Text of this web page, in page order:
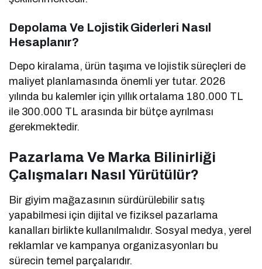
Depolama Ve Lojistik Giderleri Nasıl
Hesaplanır?
Depo kiralama, ürün taşıma ve lojistik süreçleri de
maliyet planlamasında önemli yer tutar. 2026
yılında bu kalemler için yıllık ortalama 180.000 TL
ile 300.000 TL arasında bir bütçe ayrılması
gerekmektedir.
Pazarlama Ve Marka Bilinirliği
Çalışmaları Nasıl Yürütülür?
Bir giyim mağazasının sürdürülebilir satış
yapabilmesi için dijital ve fiziksel pazarlama
kanalları birlikte kullanılmalıdır. Sosyal medya, yerel
reklamlar ve kampanya organizasyonları bu
sürecin temel parçalarıdır.